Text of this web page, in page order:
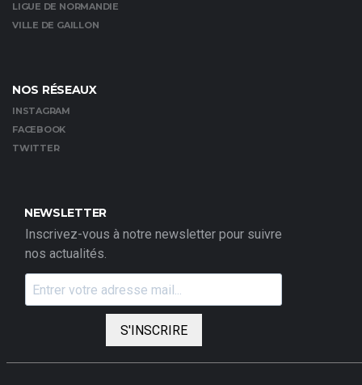
LIGUE DE NORMANDIE
VILLE DE GAILLON
NOS RÉSEAUX
INSTAGRAM
FACEBOOK
TWITTER
NEWSLETTER
Inscrivez-vous à notre newsletter pour suivre
nos actualités.
S'INSCRIRE